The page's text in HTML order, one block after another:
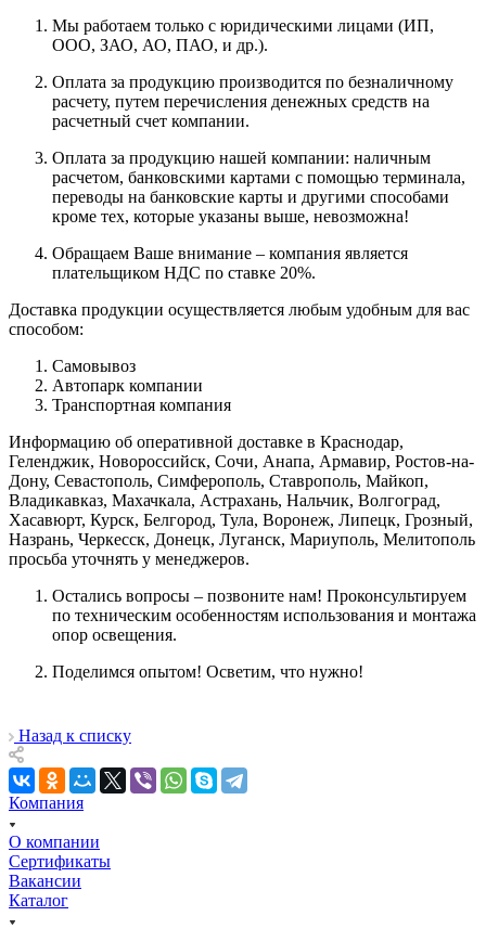
Мы работаем только с юридическими лицами (ИП,
ООО, ЗАО, АО, ПАО, и др.).
Оплата за продукцию производится по безналичному
расчету, путем перечисления денежных средств на
расчетный счет компании.
Оплата за продукцию нашей компании: наличным
расчетом, банковскими картами с помощью терминала,
переводы на банковские карты и другими способами
кроме тех, которые указаны выше, невозможна!
Обращаем Ваше внимание – компания является
плательщиком НДС по ставке 20%.
Доставка продукции осуществляется любым удобным для вас
способом:
Самовывоз
Автопарк компании
Транспортная компания
Информацию об оперативной доставке в Краснодар,
Геленджик, Новороссийск, Сочи, Анапа, Армавир, Ростов-на-
Дону, Севастополь, Симферополь, Ставрополь, Майкоп,
Владикавказ, Махачкала, Астрахань, Нальчик, Волгоград,
Хасавюрт, Курск, Белгород, Тула, Воронеж, Липецк, Грозный,
Назрань, Черкесск, Донецк, Луганск, Мариуполь, Мелитополь
просьба уточнять у менеджеров.
Остались вопросы – позвоните нам! Проконсультируем
по техническим особенностям использования и монтажа
опор освещения.
Поделимся опытом! Осветим, что нужно!
Назад к списку
Компания
О компании
Сертификаты
Вакансии
Каталог